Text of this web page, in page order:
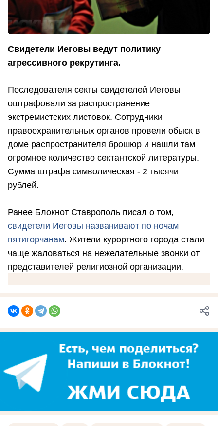
Свидетели Иеговы ведут политику
агрессивного рекрутинга.
Последователя секты свидетелей Иеговы
оштрафовали за распространение
экстремистских листовок. Сотрудники
правоохранительных органов провели обыск в
доме распространителя брошюр и нашли там
огромное количество сектантской литературы.
Сумма штрафа символическая - 2 тысячи
рублей.
Ранее Блокнот Ставрополь писал о том,
свидетели Иеговы названивают по ночам
пятигорчанам. Жители курортного города стали
чаще жаловаться на нежелательные звонки от
представителей религиозной организации.